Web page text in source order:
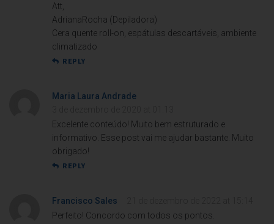
Att,
AdrianaRocha (Depiladora)
Cera quente roll-on, espátulas descartáveis, ambiente
climatizado
REPLY
Maria Laura Andrade
Excelente conteúdo! Muito bem estruturado e
informativo. Esse post vai me ajudar bastante. Muito
obrigado!
REPLY
Francisco Sales
Perfeito! Concordo com todos os pontos.